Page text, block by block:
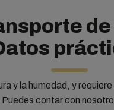
y la humedad, y
contar con